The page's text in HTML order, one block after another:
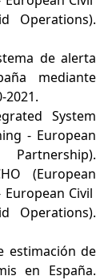
Operations).
de alerta
mediante
2021.
System
- European
(European
Civil
Operations).
estimación de
en España.